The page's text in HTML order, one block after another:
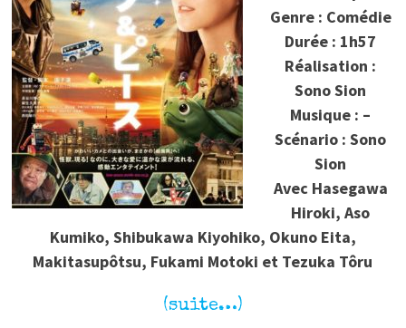
Genre : Comédie
Durée : 1h57
Réalisation :
Sono Sion
Musique : –
Scénario : Sono
Sion
Avec Hasegawa
Hiroki, Aso
Kumiko, Shibukawa Kiyohiko, Okuno Eita,
Makitasupôtsu, Fukami Motoki et Tezuka Tôru
(suite…)